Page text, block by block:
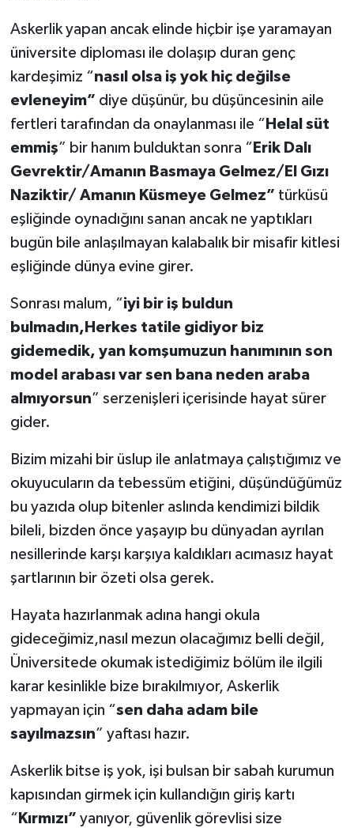
Askerlik yapan ancak elinde hiçbir işe yaramayan
üniversite diploması ile dolaşıp duran genç
kardeşimiz “nasıl olsa iş yok hiç değilse
evleneyim” diye düşünür, bu düşüncesinin aile
fertleri tarafından da onaylanması ile “ Helal süt
emmiş” bir hanım bulduktan sonra “ Erik Dalı
Gevrektir/Amanın Basmaya Gelmez/El Gızı
Naziktir/ Amanın Küsmeye Gelmez” türküsü
eşliğinde oynadığını sanan ancak ne yaptıkları
bugün bile anlaşılmayan kalabalık bir misafir kitlesi
eşliğinde dünya evine girer.
Sonrası malum, “iyi bir iş buldun
bulmadın,Herkes tatile gidiyor biz
gidemedik, yan komşumuzun hanımının son
model arabası var sen bana neden araba
almıyorsun” serzenişleri içerisinde hayat sürer
gider.
Bizim mizahi bir üslup ile anlatmaya çalıştığımız ve
okuyucuların da tebessüm etiğini, düşündüğümüz
bu yazıda olup bitenler aslında kendimizi bildik
bileli, bizden önce yaşayıp bu dünyadan ayrılan
nesillerinde karşı karşıya kaldıkları acımasız hayat
şartlarının bir özeti olsa gerek.
Hayata hazırlanmak adına hangi okula
gideceğimiz,nasıl mezun olacağımız belli değil,
Üniversitede okumak istediğimiz bölüm ile ilgili
karar kesinlikle bize bırakılmıyor, Askerlik
yapmayan için “sen daha adam bile
sayılmazsın” yaftası hazır.
Askerlik bitse iş yok, işi bulsan bir sabah kurumun
kapısından girmek için kullandığın giriş kartı
“ Kırmızı” yanıyor, güvenlik görevlisi size